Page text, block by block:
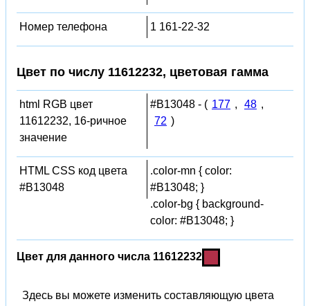
Номер телефона 1 161-22-32
Цвет по числу 11612232, цветовая гамма
html RGB цвет
11612232, 16-ричное
значение
#B13048 - ( 177 , 48 ,
72 )
HTML CSS код цвета
#B13048
.color-mn { color:
#B13048; }
.color-bg { background-
color: #B13048; }
Цвет для данного числа 11612232
Здесь вы можете изменить составляющую цвета